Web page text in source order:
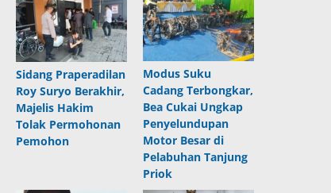
Sidang Praperadilan
Roy Suryo Berakhir,
Majelis Hakim
Tolak Permohonan
Pemohon
Modus Suku
Cadang Terbongkar,
Bea Cukai Ungkap
Penyelundupan
Motor Besar di
Pelabuhan Tanjung
Priok